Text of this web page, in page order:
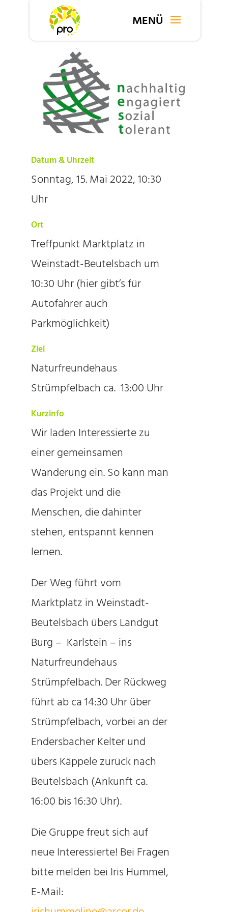
Datum & Uhrzeit
Sonntag, 15. Mai 2022, 10:30
Uhr
Ort
Treffpunkt Marktplatz in
Weinstadt-Beutelsbach um
10:30 Uhr (hier gibt’s für
Autofahrer auch
Parkmöglichkeit)
Ziel
Naturfreundehaus
Strümpfelbach ca. 13:00 Uhr
Kurzinfo
Wir laden Interessierte zu
einer gemeinsamen
Wanderung ein. So kann man
das Projekt und die
Menschen, die dahinter
stehen, entspannt kennen
lernen.
Der Weg führt vom
Marktplatz in Weinstadt-
Beutelsbach übers Landgut
Burg – Karlstein – ins
Naturfreundehaus
Strümpfelbach. Der Rückweg
führt ab ca 14:30 Uhr über
Strümpfelbach, vorbei an der
Endersbacher Kelter und
übers Käppele zurück nach
Beutelsbach (Ankunft ca.
16:00 bis 16:30 Uhr).
Die Gruppe freut sich auf
neue Interessierte! Bei Fragen
bitte melden bei Iris Hummel,
E-Mail: